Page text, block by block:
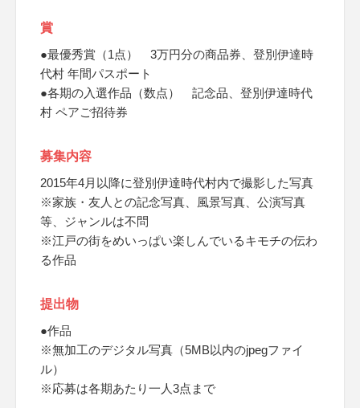
賞
●最優秀賞（1点） 3万円分の商品券、登別伊達時
代村 年間パスポート
●各期の入選作品（数点） 記念品、登別伊達時代
村 ペアご招待券
募集内容
2015年4月以降に登別伊達時代村内で撮影した写真
※家族・友人との記念写真、風景写真、公演写真
等、ジャンルは不問
※江戸の街をめいっぱい楽しんでいるキモチの伝わ
る作品
提出物
●作品
※無加工のデジタル写真（5MB以内のjpegファイ
ル）
※応募は各期あたり一人3点まで